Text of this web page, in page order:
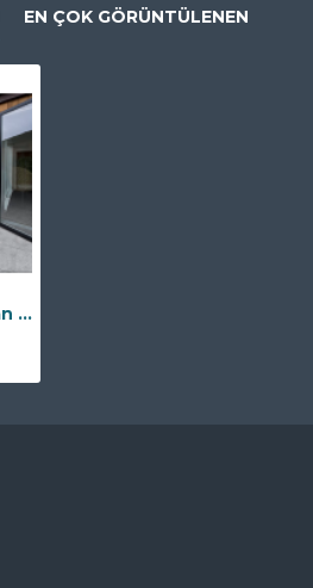
EN ÇOK GÖRÜNTÜLENEN
RIVIERA Luxury Rattan Dining Set